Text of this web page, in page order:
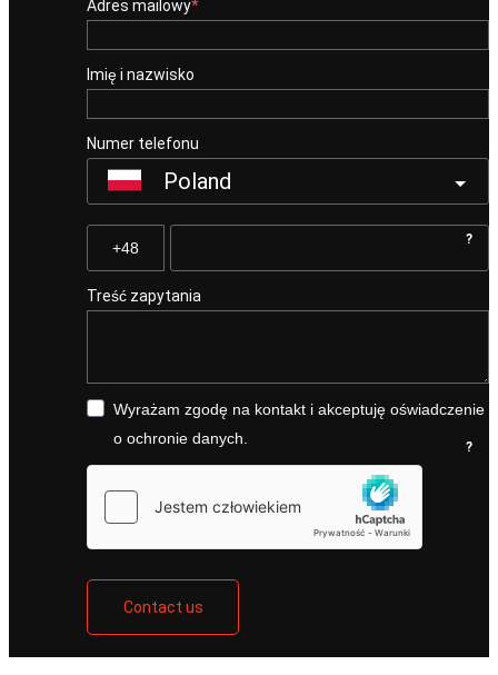
Adres mailowy
Imię i nazwisko
Numer telefonu
Poland
?
Treść zapytania
Wyrażam zgodę na kontakt i akceptuję oświadczenie
o ochronie danych.
?
Contact us